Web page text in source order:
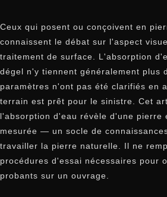
Ceux qui posent ou conçoivent en
connaissent le débat sur l'aspect
traitement de surface. L'absorption
dégel n'y tiennent généralement plus
paramètres n'ont pas été clarifiés en
terrain est prêt pour le sinistre. Cet
l'absorption d'eau révèle d'une pierre
mesurée — un socle de
travailler la pierre naturelle. Il ne
procédures d'essai nécessaires pour
probants sur un ouvrage.